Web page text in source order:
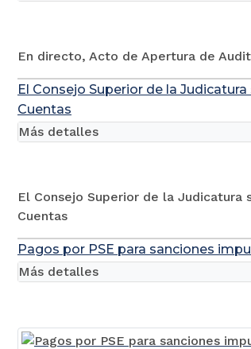
En directo, Acto de Apertura de
El Consejo Superior de la
Cuentas
El Consejo Superior de la
Cuentas
Más detalles
Pagos por PSE para sanciones
Más detalles